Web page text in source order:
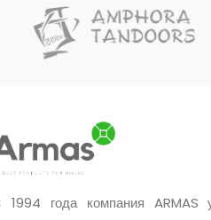
праздничным столом.
1994 года компания ARMAS